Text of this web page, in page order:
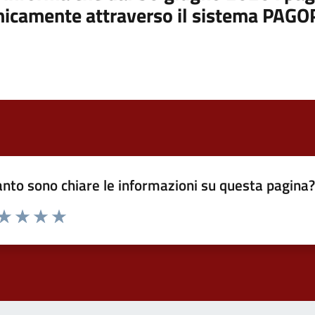
attraverso il sistema
sono chiare le informazioni su questa pagina?
da 1 a 5 stelle la pagina